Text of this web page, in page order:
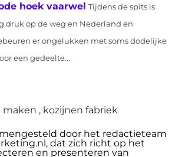
hoek vaarwel Tijdens de spits is
druk op de weg en Nederland en
er ongelukken met soms dodelijke
een gedeelte...
maken , kozijnen fabriek
door het redactieteam
dat zich richt op het
en presenteren van